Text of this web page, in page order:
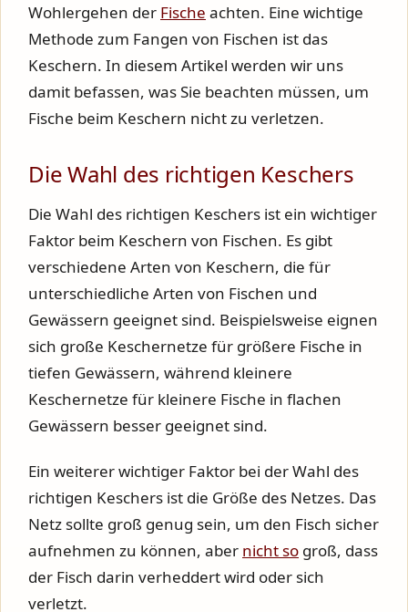
Wohlergehen der Fische achten. Eine wichtige
Methode zum Fangen von Fischen ist das
Keschern. In diesem Artikel werden wir uns
damit befassen, was Sie beachten müssen, um
Fische beim Keschern nicht zu verletzen.
Die Wahl des richtigen Keschers
Die Wahl des richtigen Keschers ist ein wichtiger
Faktor beim Keschern von Fischen. Es gibt
verschiedene Arten von Keschern, die für
unterschiedliche Arten von Fischen und
Gewässern geeignet sind. Beispielsweise eignen
sich große Keschernetze für größere Fische in
tiefen Gewässern, während kleinere
Keschernetze für kleinere Fische in flachen
Gewässern besser geeignet sind.
Ein weiterer wichtiger Faktor bei der Wahl des
richtigen Keschers ist die Größe des Netzes. Das
Netz sollte groß genug sein, um den Fisch sicher
aufnehmen zu können, aber nicht so groß, dass
der Fisch darin verheddert wird oder sich
verletzt.